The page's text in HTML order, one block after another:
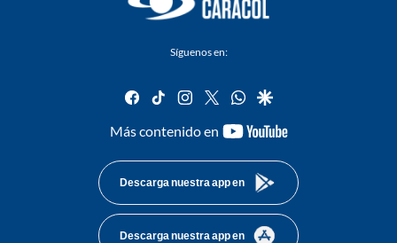
Síguenos en:
facebook
tiktok instagram
twitterwhatsapp
google
Más contenido en
youtube-
Descarga nuestra app en
Descarga nuestra app en